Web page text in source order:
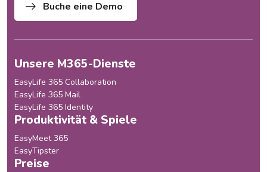
Buche eine Demo
Unsere M365-Dienste
EasyLife 365 Collaboration
EasyLife 365 Mail
EasyLife 365 Identity
Produktivität & Spiele
EasyMeet 365
EasyTipster
Preise